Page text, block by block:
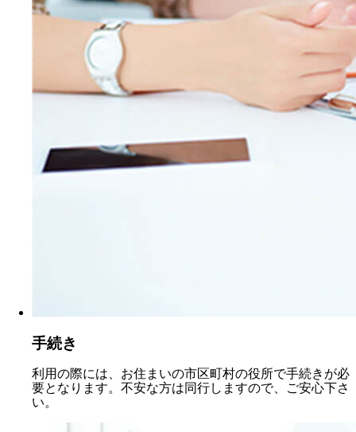
手続き
利用の際には、お住まいの市区町村の役所で手続きが必
要となります。不安な方は同行しますので、ご安心下さ
い。